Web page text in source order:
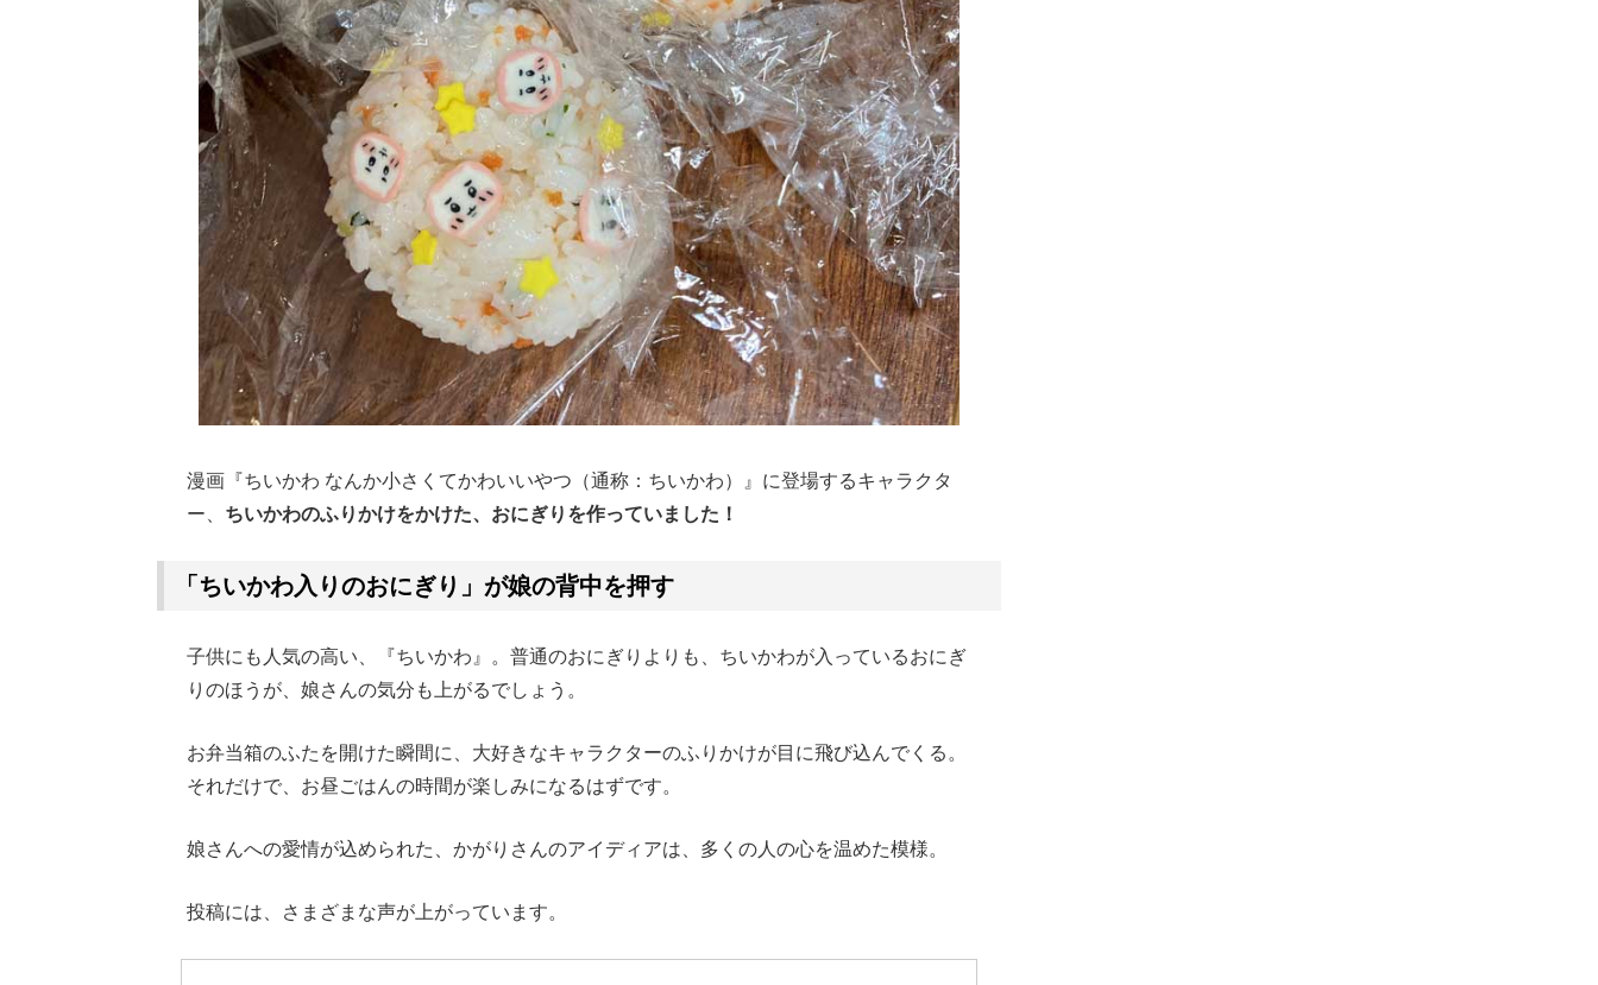
漫画『ちいかわ なんか小さくてかわいいやつ（通称：ちいかわ）』に登場するキャラクタ
ー、 ちいかわのふりかけをかけた、おにぎりを作っていました！
「ちいかわ入りのおにぎり」が娘の背中を押す
子供にも人気の高い、『ちいかわ』。普通のおにぎりよりも、ちいかわが入っているおにぎ
りのほうが、娘さんの気分も上がるでしょう。
お弁当箱のふたを開けた瞬間に、大好きなキャラクターのふりかけが目に飛び込んでくる。
それだけで、お昼ごはんの時間が楽しみになるはずです。
娘さんへの愛情が込められた、かがりさんのアイディアは、多くの人の心を温めた模様。
投稿には、さまざまな声が上がっています。